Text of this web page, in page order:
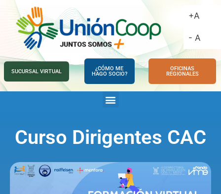
+A
- A
SUCURSAL VIRTUAL
¿CÓMO ME
HAGO SOCIO?
OFICINAS
REGIONALES
Curso Dirigentes CAC